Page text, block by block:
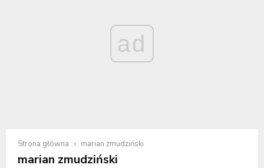
ad
Strona główna marian zmudziński
marian zmudziński